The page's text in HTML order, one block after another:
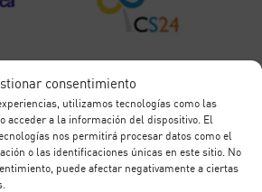
consentimiento
utilizamos tecnologías como las
acceder a la información del dispositivo. El
nos permitirá procesar datos como el
o las identificaciones únicas en este sitio. No
puede afectar negativamente a ciertas